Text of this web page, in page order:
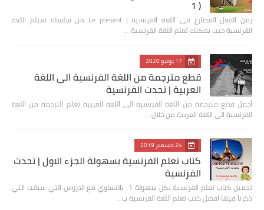
1 )
زمن الفعل المضارع في اللغة الفرنسية | Le présent من سلسلة تعيلم اللغة
الفرنسية حيث يمكنك تعلم اللغة الفرنسية …
17 يونيو 2020
قطع مترجمة من اللغة الفرنسية الى اللغة
العربية | تحدث الفرنسية
أجمل قطع مترجمة من اللغة الفرنسية الى اللغة العربية تعلم الترجمة من اللغة
الفرنسية الى اللغة العربية من خلال …
24 ديسمبر 2019
كتاب تعلم الفرنسية بسهولة الجزء الاول | تحدث
الفرنسية
تحميل كتاب تعلم الفرنسية بكل سهولة 1 بالتساوي مع الدروس التي سبقت التي
ذكرنا فيها افضل كتب تعلم اللغة الفرنسية ب…